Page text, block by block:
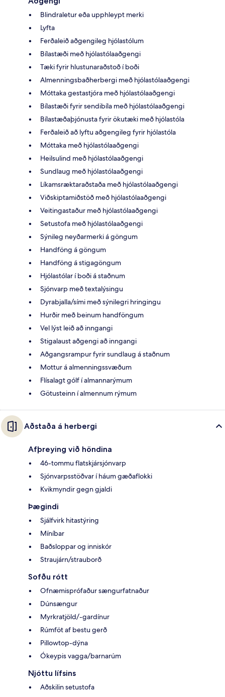
Blindraletur eða upphleypt merki
Lyfta
Ferðaleið aðgengileg hjólastólum
Bílastæði með hjólastólaaðgengi
Tæki fyrir hlustunaraðstoð í boði
Almenningsbaðherbergi með hjólastólaaðgengi
Móttaka gestastjóra með hjólastólaaðgengi
Bílastæði fyrir sendibíla með hjólastólaaðgengi
Bílastæðaþjónusta fyrir ökutæki með hjólastóla
Ferðaleið að lyftu aðgengileg fyrir hjólastóla
Móttaka með hjólastólaaðgengi
Heilsulind með hjólastólaaðgengi
Sundlaug með hjólastólaaðgengi
Líkamsræktaraðstaða með hjólastólaaðgengi
Viðskiptamiðstöð með hjólastólaaðgengi
Veitingastaður með hjólastólaaðgengi
Setustofa með hjólastólaaðgengi
Sýnileg neyðarmerki á göngum
Handföng á göngum
Handföng á stigagöngum
Hjólastólar í boði á staðnum
Sjónvarp með textalýsingu
Dyrabjalla/sími með sýnilegri hringingu
Hurðir með beinum handföngum
Vel lýst leið að inngangi
Stigalaust aðgengi að inngangi
Aðgangsrampur fyrir sundlaug á staðnum
Mottur á almenningssvæðum
Flísalagt gólf í almannarýmum
Götusteinn í almennum rýmum
Aðstaða á herbergi
Afþreying við höndina
46-tommu flatskjársjónvarp
Sjónvarpsstöðvar í háum gæðaflokki
Kvikmyndir gegn gjaldi
Þægindi
Sjálfvirk hitastýring
Míníbar
Baðsloppar og inniskór
Straujárn/strauborð
Sofðu rótt
Ofnæmisprófaður sængurfatnaður
Dúnsængur
Myrkratjöld/-gardínur
Rúmföt af bestu gerð
Pillowtop-dýna
Ókeypis vagga/barnarúm
Njóttu lífsins
Aðskilin setustofa